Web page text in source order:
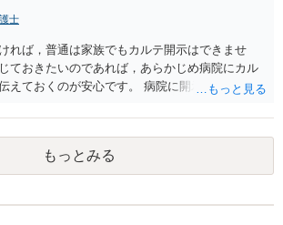
士
れば，普通は家族でもカルテ開示はできませ
ておきたいのであれば，あらかじめ病院にカル
えておくのが安心です。 病院に開示しないよう
トパフォーマンスとしてはどうかなという感じ
もっとみる